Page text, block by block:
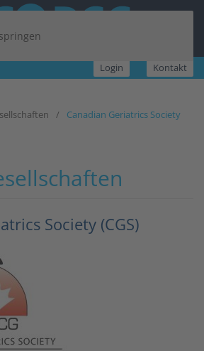
Login Kontakt
Canadian Geriatrics Society
Society (CGS)